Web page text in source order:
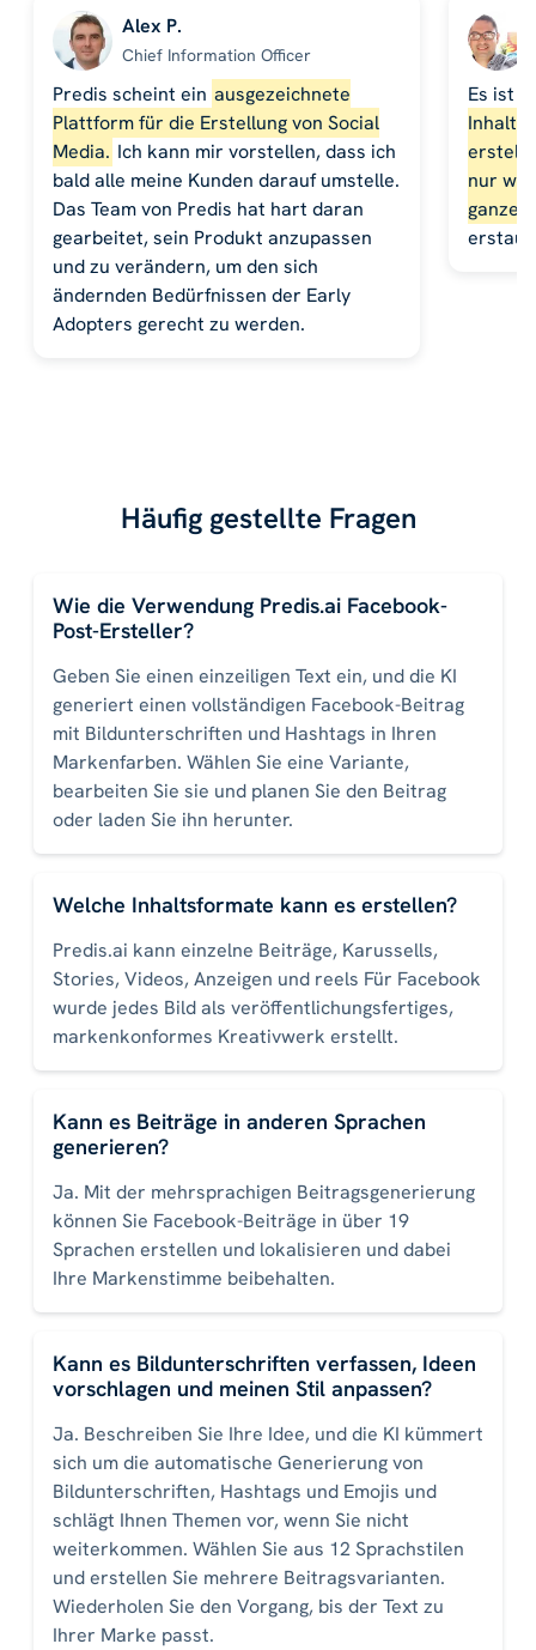
Alex P.
Chief Information Officer
Predis scheint ein ausgezeichnete
Plattform für die Erstellung von Social
Media. Ich kann mir vorstellen, dass ich
bald alle meine Kunden darauf umstelle.
Das Team von Predis hat hart daran
gearbeitet, sein Produkt anzupassen
und zu verändern, um den sich
ändernden Bedürfnissen der Early
Adopters gerecht zu werden.
Es ist
Inhalte
nur
ganze
Häufig gestellte Fragen
Wie die Verwendung Predis.ai Facebook-
Post-Ersteller?
Geben Sie einen einzeiligen Text ein, und die KI
generiert einen vollständigen Facebook-Beitrag
mit Bildunterschriften und Hashtags in Ihren
Markenfarben. Wählen Sie eine Variante,
bearbeiten Sie sie und planen Sie den Beitrag
oder laden Sie ihn herunter.
Welche Inhaltsformate kann es erstellen?
Predis.ai kann einzelne Beiträge, Karussells,
Stories, Videos, Anzeigen und reels Für Facebook
wurde jedes Bild als veröffentlichungsfertiges,
markenkonformes Kreativwerk erstellt.
Kann es Beiträge in anderen Sprachen
generieren?
Ja. Mit der mehrsprachigen Beitragsgenerierung
können Sie Facebook-Beiträge in über 19
Sprachen erstellen und lokalisieren und dabei
Ihre Markenstimme beibehalten.
Kann es Bildunterschriften verfassen, Ideen
vorschlagen und meinen Stil anpassen?
Ja. Beschreiben Sie Ihre Idee, und die KI kümmert
sich um die automatische Generierung von
Bildunterschriften, Hashtags und Emojis und
schlägt Ihnen Themen vor, wenn Sie nicht
weiterkommen. Wählen Sie aus 12 Sprachstilen
und erstellen Sie mehrere Beitragsvarianten.
Wiederholen Sie den Vorgang, bis der Text zu
Ihrer Marke passt.